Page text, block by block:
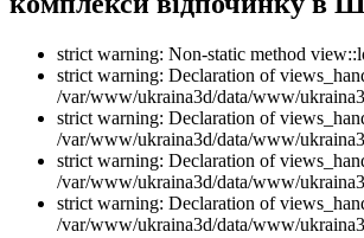
strict warning: Non-static method
strict warning: Declaration of
/var/www/ukraina3d/data/www/
strict warning: Declaration of
/var/www/ukraina3d/data/www/
strict warning: Declaration of
/var/www/ukraina3d/data/www/
strict warning: Declaration of
/var/www/ukraina3d/data/www/